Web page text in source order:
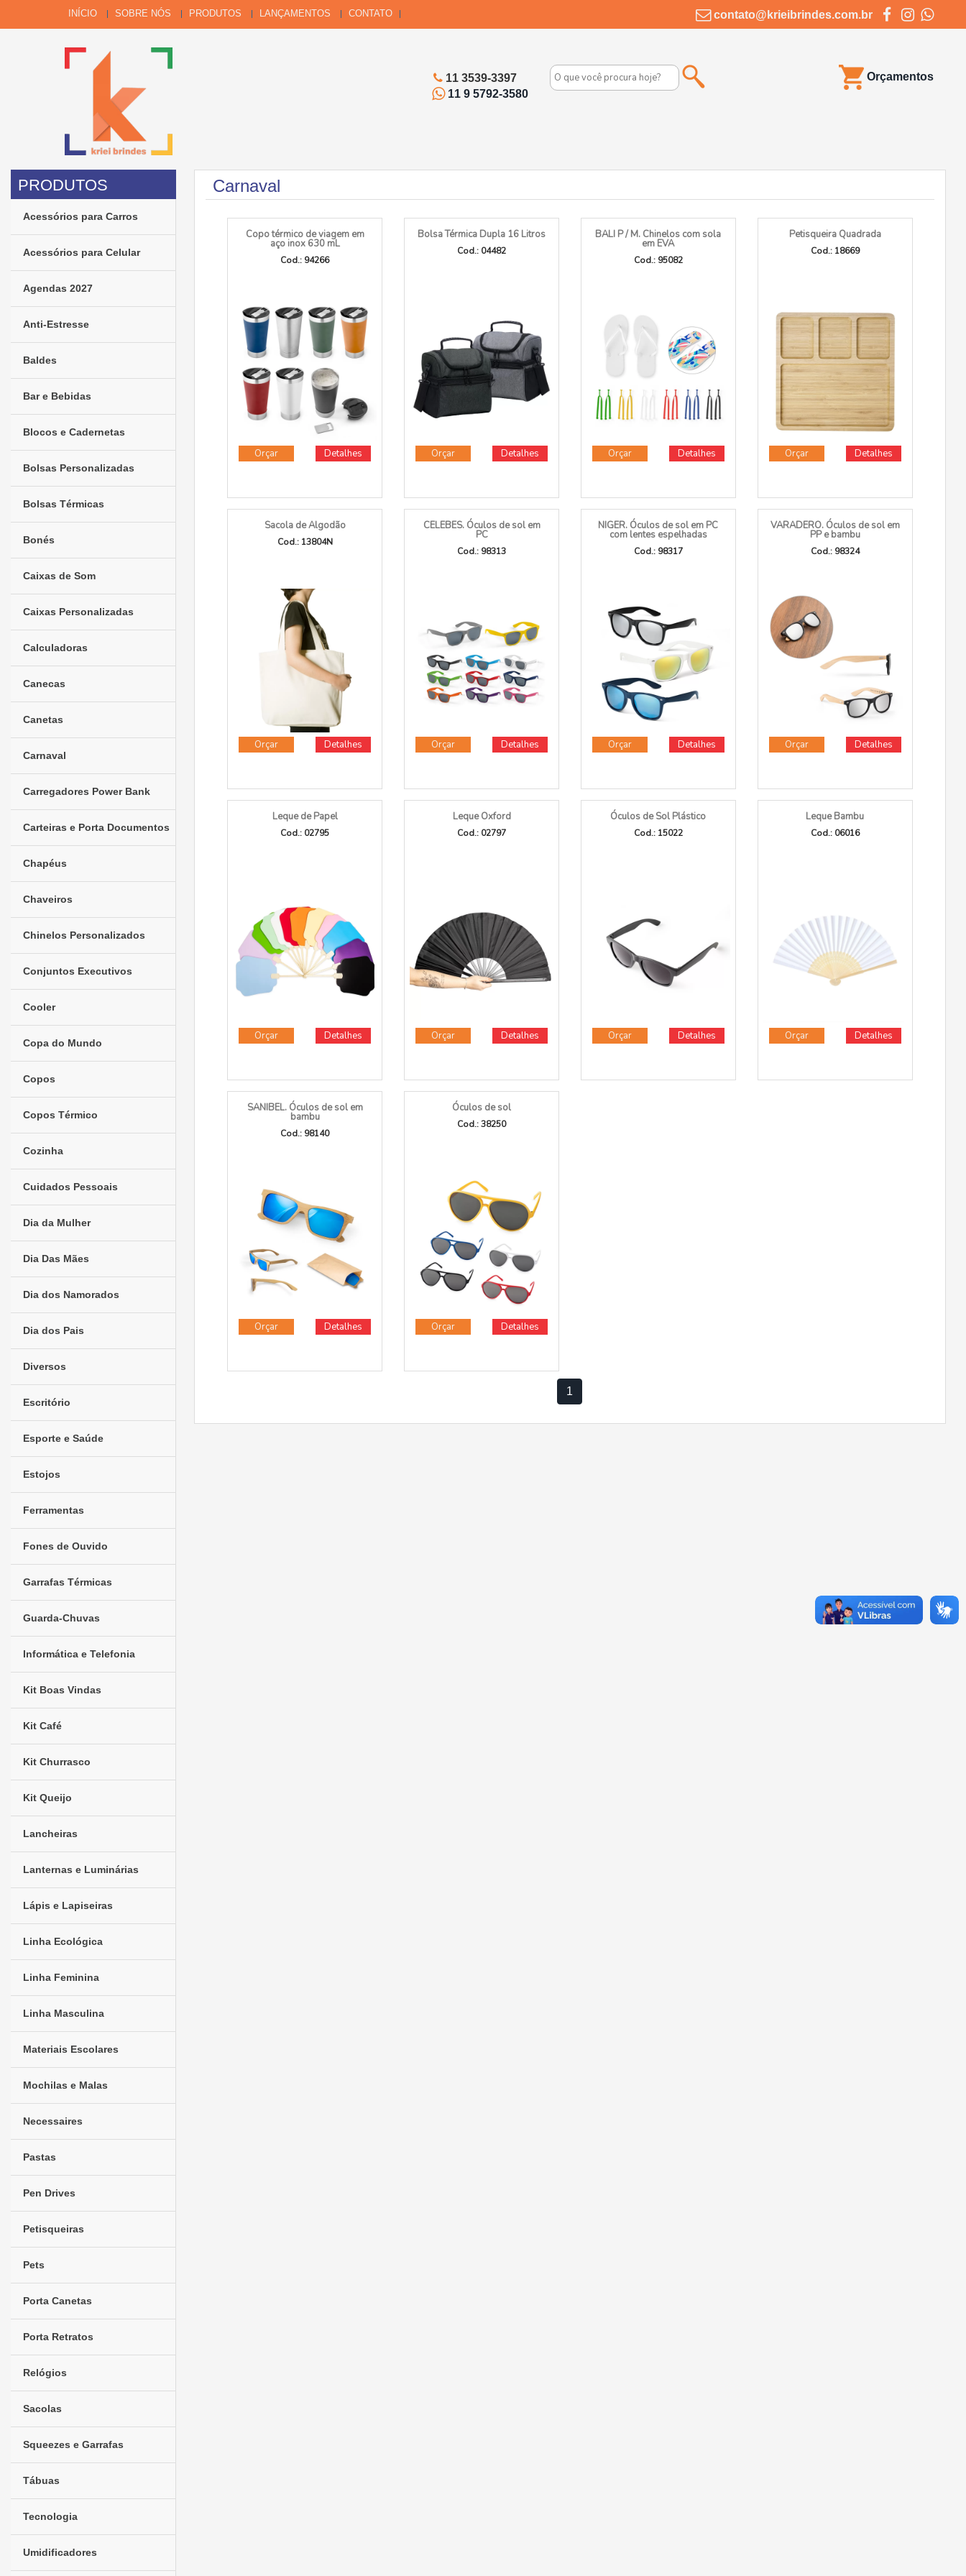
INÍCIO SOBRE NÓS PRODUTOS LANÇAMENTOS CONTATO contato@krieibrindes.com.br
11 3539-3397
11 9 5792-3580
Orçamentos
Acessórios para Carros
Acessórios para Celular
Agendas 2027
Anti-Estresse
Baldes
Bar e Bebidas
Blocos e Cadernetas
Bolsas Personalizadas
Bolsas Térmicas
Bonés
Caixas de Som
Caixas Personalizadas
Calculadoras
Canecas
Canetas
Carnaval
Carregadores Power Bank
Carteiras e Porta Documentos
Chapéus
Chaveiros
Chinelos Personalizados
Conjuntos Executivos
Cooler
Copa do Mundo
Copos
Copos Térmico
Cozinha
Cuidados Pessoais
Dia da Mulher
Dia Das Mães
Dia dos Namorados
Dia dos Pais
Diversos
Escritório
Esporte e Saúde
Estojos
Ferramentas
Fones de Ouvido
Garrafas Térmicas
Guarda-Chuvas
Informática e Telefonia
Kit Boas Vindas
Kit Café
Kit Churrasco
Kit Queijo
Lancheiras
Lanternas e Luminárias
Lápis e Lapiseiras
Linha Ecológica
Linha Feminina
Linha Masculina
Materiais Escolares
Mochilas e Malas
Necessaires
Pastas
Pen Drives
Petisqueiras
Pets
Porta Canetas
Porta Retratos
Relógios
Sacolas
Squeezes e Garrafas
Tábuas
Tecnologia
Umidificadores
Carnaval
Copo térmico de viagem em
aço inox 630 mL
Cod.: 94266
Orçar Detalhes
Bolsa Térmica Dupla 16 Litros
Cod.: 04482
Orçar Detalhes
BALI P / M. Chinelos com sola
em EVA
Cod.: 95082
Orçar Detalhes
Petisqueira Quadrada
Cod.: 18669
Orçar Detalhes
Sacola de Algodão
Cod.: 13804N
Orçar Detalhes
CELEBES. Óculos de sol em
PC
Cod.: 98313
Orçar Detalhes
NIGER. Óculos de sol em PC
com lentes espelhadas
Cod.: 98317
Orçar Detalhes
VARADERO. Óculos de sol em
PP e bambu
Cod.: 98324
Orçar Detalhes
Leque de Papel
Cod.: 02795
Orçar Detalhes
Leque Oxford
Cod.: 02797
Orçar Detalhes
Óculos de Sol Plástico
Cod.: 15022
Orçar Detalhes
Leque Bambu
Cod.: 06016
Orçar Detalhes
SANIBEL. Óculos de sol em
bambu
Cod.: 98140
Orçar Detalhes
Óculos de sol
Cod.: 38250
Orçar Detalhes
1